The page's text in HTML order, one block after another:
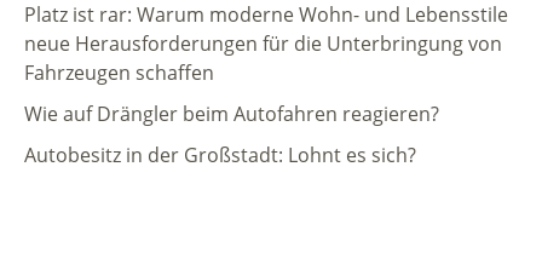
Platz ist rar: Warum moderne Wohn- und Lebensstile
neue Herausforderungen für die Unterbringung von
Fahrzeugen schaffen
Wie auf Drängler beim Autofahren reagieren?
Autobesitz in der Großstadt: Lohnt es sich?